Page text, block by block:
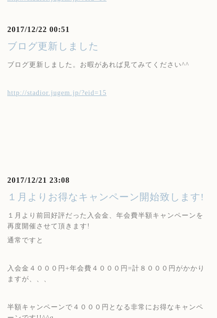
2017/12/22 00:51
ブログ更新しました
ブログ更新しました。お暇があれば見てみてください^^
http://stadior.jugem.jp/?eid=15
2017/12/21 23:08
１月よりお得なキャンペーン開始致します!
１月より前回好評だった入会金、年会費半額キャンペーンを
再度開催させて頂きます!
通常ですと
入会金４０００円+年会費４０００円=計８０００円がかかり
ますが、、、
半額キャンペーンで４０００円となる非常にお得なキャンペ